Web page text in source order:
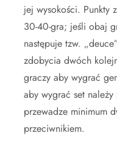
jej wysokości. Punkty
30-40-gra; jeśli obaj
następuje tzw.
zdobycia dwóch
graczy aby wygrać
aby wygrać set
przewadze minimum
przeciwnikiem.